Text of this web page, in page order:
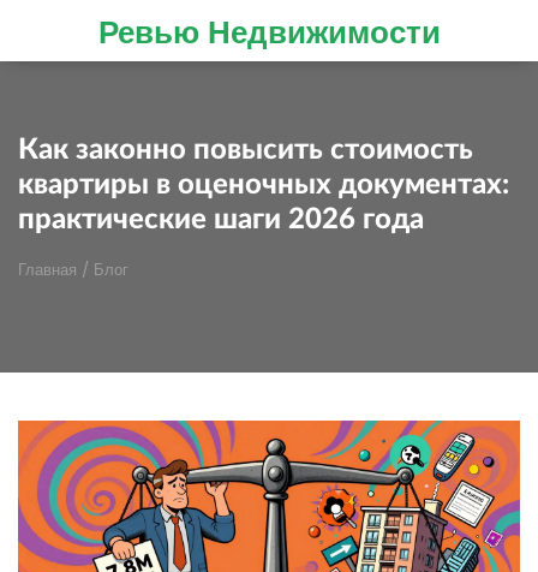
Ревью Недвижимости
Как законно повысить стоимость
квартиры в оценочных документах:
практические шаги 2026 года
Главная / Блог